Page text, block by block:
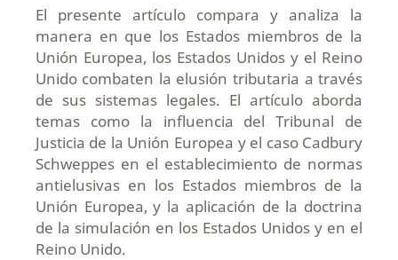
El presente artículo compara y analiza la
manera en que los Estados miembros de la
Unión Europea, los Estados Unidos y el Reino
Unido combaten la elusión tributaria a través
de sus sistemas legales. El artículo aborda
temas como la influencia del Tribunal de
Justicia de la Unión Europea y el caso Cadbury
Schweppes en el establecimiento de normas
antielusivas en los Estados miembros de la
Unión Europea, y la aplicación de la doctrina
de la simulación en los Estados Unidos y en el
Reino Unido.